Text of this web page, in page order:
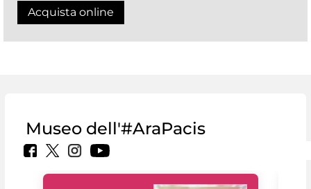
Acquista online
Museo dell'#AraPacis